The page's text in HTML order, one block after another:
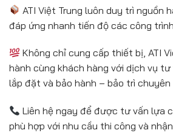
ATI Việt Trung luôn duy trì nguồn
đáp ứng nhanh tiến độ các công
Không chỉ cung cấp thiết bị, ATI
hành cùng khách hàng với dịch vụ
lắp đặt và bảo hành – bảo trì chuyên
Liên hệ ngay để được tư vấn lựa
phù hợp với nhu cầu thi công và